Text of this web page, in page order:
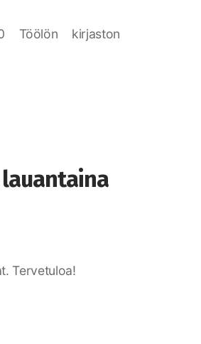
Töölön kirjaston
Tervetuloa!